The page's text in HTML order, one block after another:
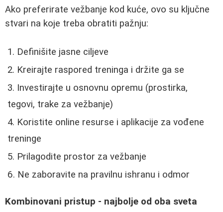
Ako preferirate vežbanje kod kuće, ovo su ključne
stvari na koje treba obratiti pažnju:
Definišite jasne ciljeve
Kreirajte raspored treninga i držite ga se
Investirajte u osnovnu opremu (prostirka,
tegovi, trake za vežbanje)
Koristite online resurse i aplikacije za vođene
treninge
Prilagodite prostor za vežbanje
Ne zaboravite na pravilnu ishranu i odmor
Kombinovani pristup - najbolje od oba sveta